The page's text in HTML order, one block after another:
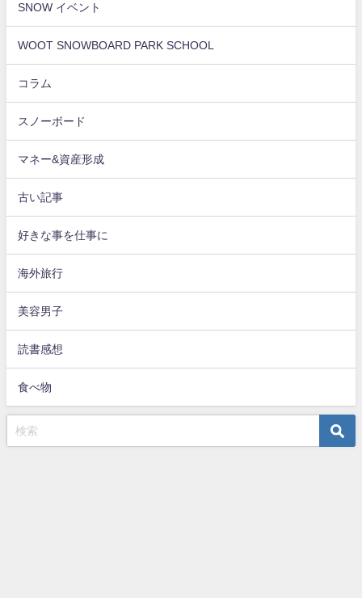
SNOW イベント
WOOT SNOWBOARD PARK SCHOOL
コラム
スノーボード
マネー&資産形成
古い記事
好きな事を仕事に
海外旅行
美容男子
読書感想
食べ物